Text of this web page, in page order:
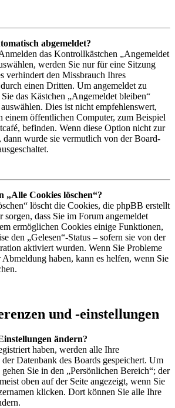
abgemeldet?
das Kontrollkästchen „Angemeldet
werden Sie nur für eine Sitzung
verhindert den Missbrauch Ihres
einen Dritten. Um angemeldet zu
das Kästchen „Angemeldet bleiben“
Dies ist nicht empfehlenswert,
einem öffentlichen Computer, zum Beispiel
befinden. Wenn diese Option nicht zur
dann wurde sie vermutlich von der Board-
„Alle Cookies löschen“?
löscht die Cookies, die phpBB erstellt
sorgen, dass Sie im Forum angemeldet
ermöglichen Cookies einige Funktionen,
den „Gelesen“-Status – sofern sie von der
aktiviert wurden. Wenn Sie Probleme
haben, kann es helfen, wenn Sie
und -einstellungen
ändern?
haben, werden alle Ihre
Datenbank des Boards gespeichert. Um
Sie in den „Persönlichen Bereich“; der
oben auf der Seite angezeigt, wenn Sie
klicken. Dort können Sie alle Ihre